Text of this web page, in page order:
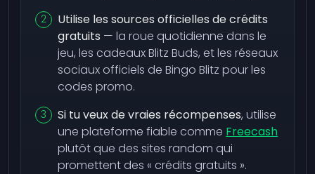
Utilise les sources officielles de crédits
gratuits — la roue quotidienne dans le
jeu, les cadeaux Blitz Buds, et les réseaux
sociaux officiels de Bingo Blitz pour les
codes promo.
Si tu veux de vraies récompenses, utilise
une plateforme fiable comme Freecash
plutôt que des sites random qui
promettent des « crédits gratuits ».